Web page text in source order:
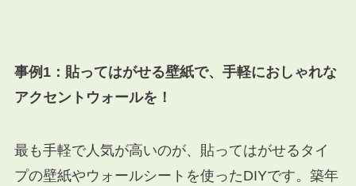
事例1：貼ってはがせる壁紙で、手軽におしゃれな
アクセントウォールを！
最も手軽で人気が高いのが、貼ってはがせるタイ
プの壁紙やウォールシートを使ったDIYです。 築年